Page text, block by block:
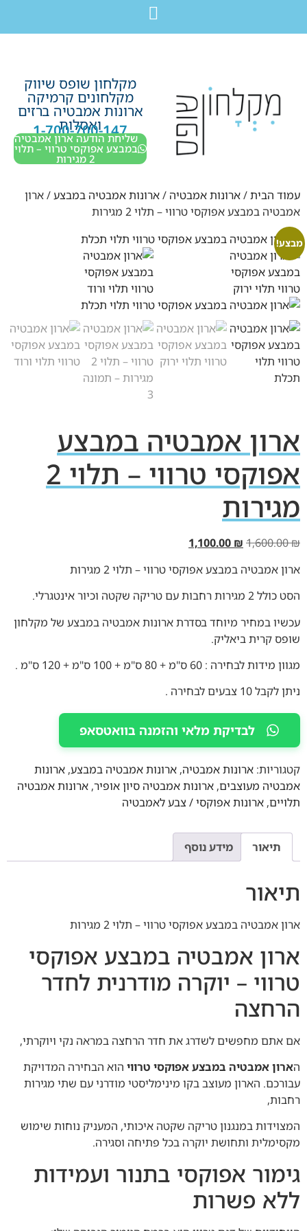
מקלחון שופס שיווק
מקלחונים קרמיקה
ארונות אמבטיה ברזים
ואסלות
1-700-700-147
שליחת הודעה ארון אמבטיה
במבצע אפוקסי טרווי – תלוי
2 מגירות
עמוד הבית/ארונות אמבטיה /ארונות אמבטיה במבצע/ ארון
אמבטיה במבצע אפוקסי טרווי – תלוי 2 מגירות
מבצע!
ארון אמבטיה במבצע
אפוקסי טרווי – תלוי 2
מגירות
1,600.00₪
1,100.00 ₪
ארון אמבטיה במבצע אפוקסי טרווי – תלוי 2 מגירות
הסט כולל 2 מגירות רחבות עם טריקה שקטה וכיור אינטגרלי.
עכשיו במחיר מיוחד בסדרת ארונות אמבטיה במבצע של מקלחון
שופס קרית ביאליק.
מגוון מידות לבחירה : 60 ס"מ + 80 ס"מ + 100 ס"מ + 120 ס"מ .
ניתן לקבל 10 צבעים לבחירה .
לבדיקת מלאי והזמנה בוואטסאפ
קטגוריות: ארונות אמבטיה, ארונות אמבטיה במבצע, ארונות
אמבטיה מעוצבים, ארונות אמבטיה סיון אופיר, ארונות אמבטיה
תלויים, ארונות אפוקסי / צבע לאמבטיה
תיאור מידע נוסף
תיאור
ארון אמבטיה במבצע אפוקסי טרווי – תלוי 2 מגירות
ארון אמבטיה במבצע אפוקסי
טרווי – יוקרה מודרנית לחדר
הרחצה
אם אתם מחפשים לשדרג את חדר הרחצה במראה נקי ויוקרתי,
הארון אמבטיה במבצע אפוקסי טרווי הוא הבחירה המדויקת
עבורכם. הארון מעוצב בקו מינימליסטי מודרני עם שתי מגירות
רחבות,
המצוידות במנגנון טריקה שקטה איכותי, המעניק נוחות שימוש
מקסימלית ותחושת יוקרה בכל פתיחה וסגירה.
גימור אפוקסי בתנור ועמידות
ללא פשרות